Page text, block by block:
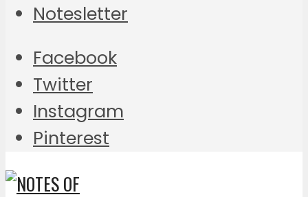
Notesletter
Facebook
Twitter
Instagram
Pinterest